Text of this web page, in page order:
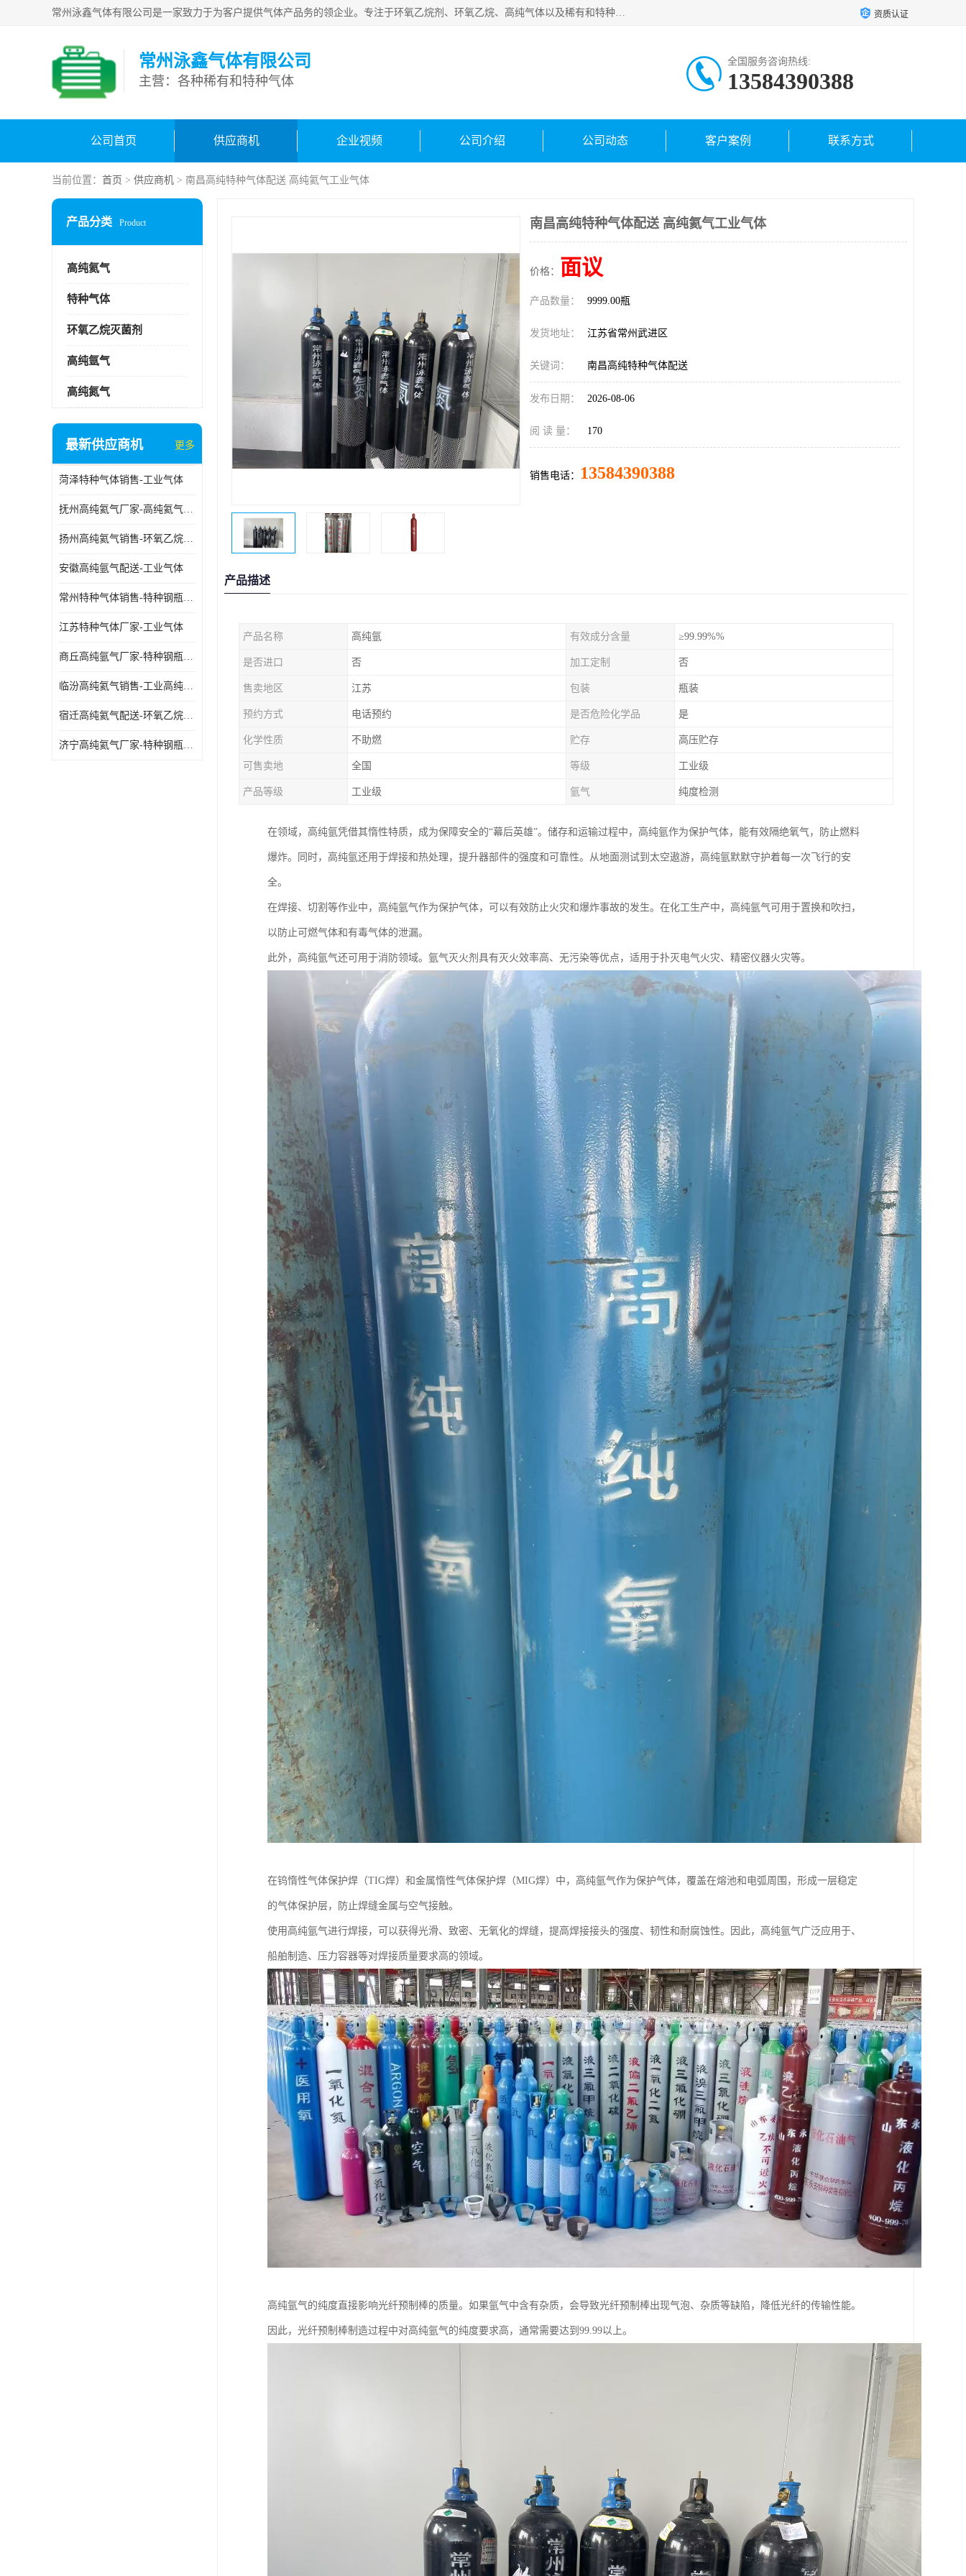
常州泳鑫气体有限公司是一家致力于为客户提供气体产品务的领企业。专注于环氧乙烷剂、环氧乙烷、高纯气体以及稀有和特种气体的研发、生产、销售和配送，产品广泛应用于医疗、电子、科研、化工、食品等多个领域。主要产品有：环氧乙烷灭菌剂，环氧乙烷，高纯氩，氮，氪，氙，氖，氘，笑，氦，氢，氧等各种稀有和特种气体。 资质认证
常州泳鑫气体有限公司
主营：各种稀有和特种气体
全国服务咨询热线:
13584390388
公司首页 供应商机 企业视频 公司介绍 公司动态 客户案例 联系方式
当前位置： 首页 > 供应商机 > 南昌高纯特种气体配送 高纯氦气工业气体
产品分类 Product
高纯氦气
特种气体
环氧乙烷灭菌剂
高纯氩气
高纯氮气
最新供应商机 更多
菏泽特种气体销售-工业气体
抚州高纯氦气厂家-高纯氦气标准气体
扬州高纯氦气销售-环氧乙烷灭菌剂
安徽高纯氩气配送-工业气体
常州特种气体销售-特种钢瓶年检配件销售
江苏特种气体厂家-工业气体
商丘高纯氩气厂家-特种钢瓶年检配件销售
临汾高纯氦气销售-工业高纯氦气
宿迁高纯氦气配送-环氧乙烷灭菌剂
济宁高纯氦气厂家-特种钢瓶年检配件销售
南昌高纯特种气体配送 高纯氦气工业气体
价格： 面议
产品数量： 9999.00瓶
发货地址： 江苏省常州武进区
关键词： 南昌高纯特种气体配送
发布日期： 2026-08-06
阅 读 量： 170
销售电话： 13584390388
产品描述
产品名称 高纯氩 有效成分含量 ≥99.99%%
是否进口 否 加工定制 否
售卖地区 江苏 包装 瓶装
预约方式 电话预约 是否危险化学品 是
化学性质 不助燃 贮存 高压贮存
可售卖地 全国 等级 工业级
产品等级 工业级 氩气 纯度检测
在领域，高纯氩凭借其惰性特质，成为保障安全的“幕后英雄”。储存和运输过程中，高纯氩作为保护气体，能有效隔绝氧气，防止燃料
爆炸。同时，高纯氩还用于焊接和热处理，提升器部件的强度和可靠性。从地面测试到太空遨游，高纯氩默默守护着每一次飞行的安
全。
在焊接、切割等作业中，高纯氩气作为保护气体，可以有效防止火灾和爆炸事故的发生。在化工生产中，高纯氩气可用于置换和吹扫，
以防止可燃气体和有毒气体的泄漏。
此外，高纯氩气还可用于消防领域。氩气灭火剂具有灭火效率高、无污染等优点，适用于扑灭电气火灾、精密仪器火灾等。
在钨惰性气体保护焊（TIG焊）和金属惰性气体保护焊（MIG焊）中，高纯氩气作为保护气体，覆盖在熔池和电弧周围，形成一层稳定
的气体保护层，防止焊缝金属与空气接触。
使用高纯氩气进行焊接，可以获得光滑、致密、无氧化的焊缝，提高焊接接头的强度、韧性和耐腐蚀性。因此，高纯氩气广泛应用于、
船舶制造、压力容器等对焊接质量要求高的领域。
高纯氩气的纯度直接影响光纤预制棒的质量。如果氩气中含有杂质，会导致光纤预制棒出现气泡、杂质等缺陷，降低光纤的传输性能。
因此，光纤预制棒制造过程中对高纯氩气的纯度要求高，通常需要达到99.99以上。